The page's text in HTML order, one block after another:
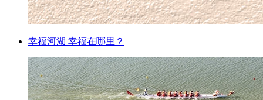
幸福河湖 幸福在哪里？